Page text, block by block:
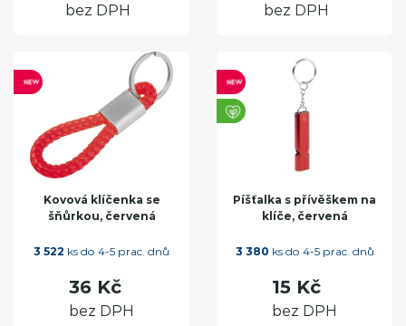
bez DPH bez DPH
Kovová klíčenka se
šňůrkou, červená
3 522 ks do 4-5 prac. dnů
36 Kč
bez DPH
Píšťalka s přívěškem na
klíče, červená
3 380 ks do 4-5 prac. dnů
15 Kč
bez DPH